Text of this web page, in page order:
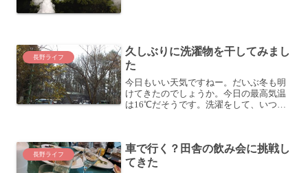
長野ライフ
久しぶりに洗濯物を干してみまし
た
今日もいい天気ですねー。だいぶ冬も明
けてきたのでしょうか。今日の最高気温
は16℃だそうです。洗濯をして、いつも
てみることにしました。...
長野ライフ
車で行く？田舎の飲み会に挑戦し
てきた